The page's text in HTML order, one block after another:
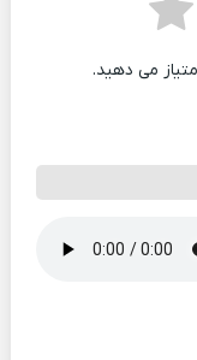
می دهید.